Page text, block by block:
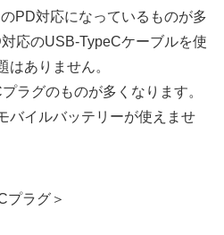
PD対応になっているものが多
応のUSB-TypeCケーブルを使
はありません。
ラグのものが多くなります。
バイルバッテリーが使えませ
プラグ＞